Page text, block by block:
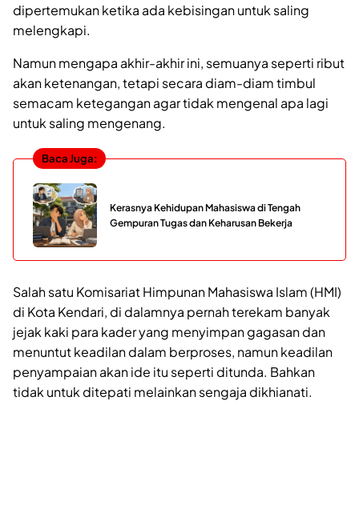
dipertemukan ketika ada kebisingan untuk saling
melengkapi.
Namun mengapa akhir-akhir ini, semuanya seperti ribut
akan ketenangan, tetapi secara diam-diam timbul
semacam ketegangan agar tidak mengenal apa lagi
untuk saling mengenang.
Baca Juga:
Kerasnya Kehidupan Mahasiswa di Tengah
Gempuran Tugas dan Keharusan Bekerja
Salah satu Komisariat Himpunan Mahasiswa Islam (HMI)
di Kota Kendari, di dalamnya pernah terekam banyak
jejak kaki para kader yang menyimpan gagasan dan
menuntut keadilan dalam berproses, namun keadilan
penyampaian akan ide itu seperti ditunda. Bahkan
tidak untuk ditepati melainkan sengaja dikhianati.